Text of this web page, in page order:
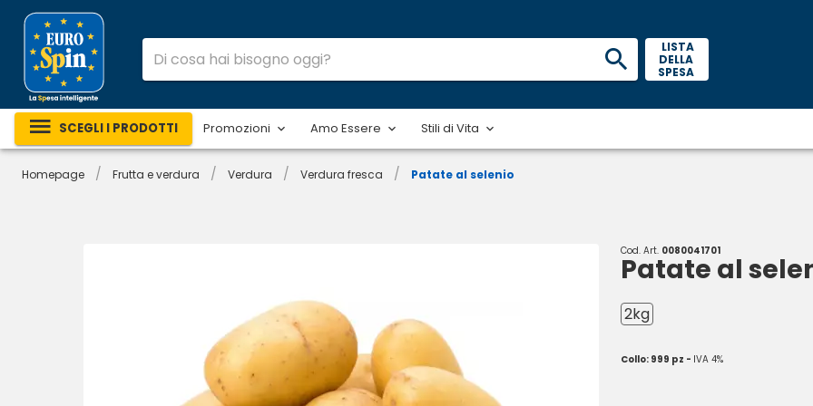
LISTA
DELLA
SPESA
SCEGLI I PRODOTTI Promozioni Amo Essere Stili di Vita
Homepage / Frutta e verdura / Verdura / Verdura fresca / Patate al selenio
Cod. Art. 0080041701
Patate al
2kg
Collo: 999 pz - IVA 4%